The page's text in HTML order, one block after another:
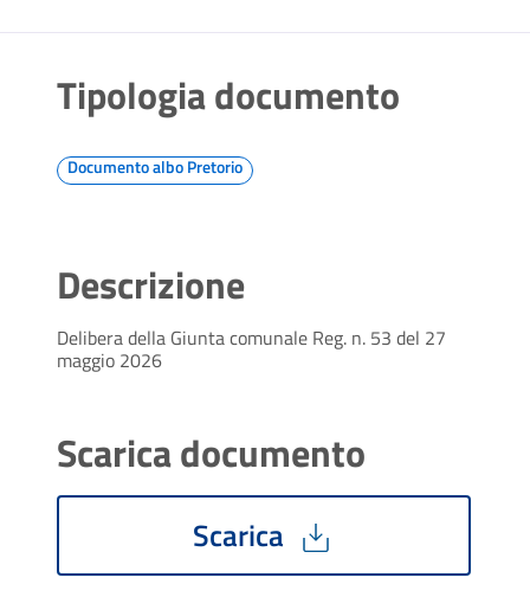
Tipologia documento
Documento albo Pretorio
Descrizione
Delibera della Giunta comunale Reg. n. 53 del 27
maggio 2026
Scarica documento
Scarica